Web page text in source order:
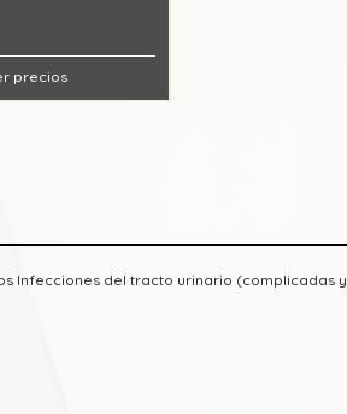
precios
Infecciones del tracto urinario (complicadas y